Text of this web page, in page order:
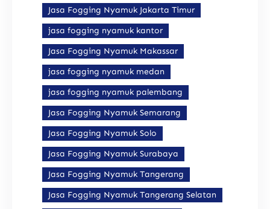
Jasa Fogging Nyamuk Jakarta Timur
jasa fogging nyamuk kantor
Jasa Fogging Nyamuk Makassar
jasa fogging nyamuk medan
jasa fogging nyamuk palembang
Jasa Fogging Nyamuk Semarang
Jasa Fogging Nyamuk Solo
Jasa Fogging Nyamuk Surabaya
Jasa Fogging Nyamuk Tangerang
Jasa Fogging Nyamuk Tangerang Selatan